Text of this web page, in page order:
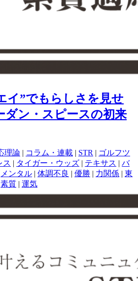
イ”でもらしさを見せ
ダン・スピースの初来
理論 | コラム・連載 | STR | ゴルフツ
ス | タイガー・ウッズ | テキサス | バ
メンタル | 体調不良 | 優勝 | 力関係 | 東
素質 | 運気